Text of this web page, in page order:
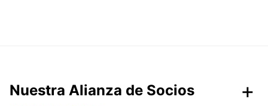
Nuestra Alianza de Socios